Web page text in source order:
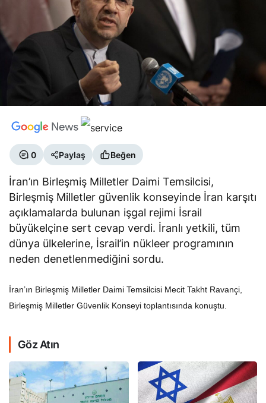
0 Paylaş Beğen
İran’ın Birleşmiş Milletler Daimi Temsilcisi,
Birleşmiş Milletler güvenlik konseyinde İran karşıtı
açıklamalarda bulunan işgal rejimi İsrail
büyükelçine sert cevap verdi. İranlı yetkili, tüm
dünya ülkelerine, İsrail’in nükleer programının
neden denetlenmediğini sordu.
İran’ın Birleşmiş Milletler Daimi Temsilcisi Mecit Takht Ravançi,
Birleşmiş Milletler Güvenlik Konseyi toplantısında konuştu.
Göz Atın